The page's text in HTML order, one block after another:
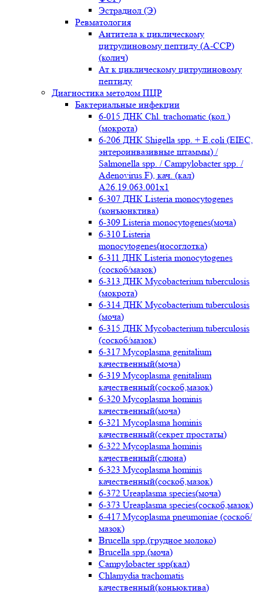
Эстрадиол (Э)
Ревматология
Антитела к циклическому
цитрулиновому пептиду (A-ССР)
(колич)
Ат к циклическому цитрулиновому
пептиду
Диагностика методом ПЦР
Бактериальные инфекции
6-015 ДНК Chl. trachomatic (кол.)
(мокрота)
6-206 ДНК Shigella spp. + E.coli (EIEC,
энтероинвазивные штаммы) /
Salmonella spp. / Campylobacter spp. /
Adenovirus F), кач. (кал)
A26.19.063.001x1
6-307 ДНК Listeria monocytogenes
(конъюнктива)
6-309 Listeria monocytogenes(моча)
6-310 Listeria
monocytogenes(носоглотка)
6-311 ДНК Listeria monocytogenes
(соскоб/мазок)
6-313 ДНК Mycobacterium tuberculosis
(мокрота)
6-314 ДНК Mycobacterium tuberculosis
(моча)
6-315 ДНК Mycobacterium tuberculosis
(соскоб/мазок)
6-317 Mycoplasma genitalium
качественный(моча)
6-319 Mycoplasma genitalium
качественный(соскоб,мазок)
6-320 Mycoplasma hominis
качественный(моча)
6-321 Mycoplasma hominis
качественный(секрет простаты)
6-322 Mycoplasma hominis
качественный(слюна)
6-323 Mycoplasma hominis
качественный(соскоб,мазок)
6-372 Ureaplasma species(моча)
6-373 Ureaplasma species(соскоб,мазок)
6-417 Mycoplasma pneumoniae (соскоб/
мазок)
Brucella spp.(грудное молоко)
Brucella spp.(моча)
Campylobacter spp(кал)
Chlamydia trachomatis
качественный(коньюктива)